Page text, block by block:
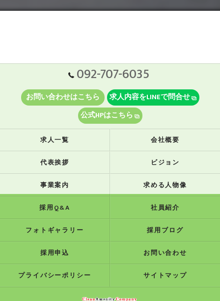
092-707-6035
お問い合わせはこちら
求人内容をLINEで問合せ
公式HPはこちら
求人一覧 会社概要
代表挨拶 ビジョン
事業案内 求める人物像
採用Q&A 社員紹介
フォトギャラリー 採用ブログ
採用申込 お問い合わせ
プライバシーポリシー サイトマップ